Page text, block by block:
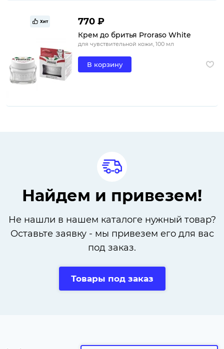
Хит 770 ₽
Крем до бритья Proraso White
для чувствительной кожи, 100 мл
В корзину
Найдем и привезем!
Не нашли в нашем каталоге нужный товар?
Оставьте заявку - мы привезем его для вас
под заказ.
Товары под заказ